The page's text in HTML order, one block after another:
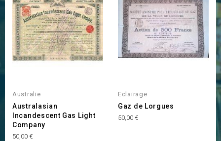
Australie
Australasian
Incandescent Gas Light
Company
Prix
50,00 €
Eclairage
Gaz de Lorgues
Prix
50,00 €